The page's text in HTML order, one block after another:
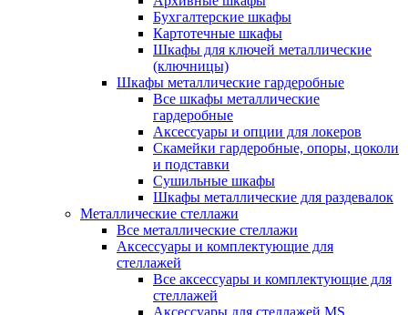
Бухгалтерские шкафы
Картотечные шкафы
Шкафы для ключей металлические
(ключницы)
Шкафы металлические гардеробные
Все шкафы металлические
гардеробные
Аксессуары и опции для локеров
Скамейки гардеробные, опоры, цоколи
и подставки
Сушильные шкафы
Шкафы металлические для раздевалок
Металлические стеллажи
Все металлические стеллажи
Аксессуары и комплектующие для
стеллажей
Все аксессуары и комплектующие для
стеллажей
Аксессуары для стеллажей MS